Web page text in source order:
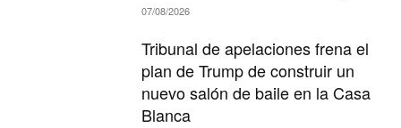
07/08/2026
Tribunal de apelaciones frena el
plan de Trump de construir un
nuevo salón de baile en la Casa
Blanca